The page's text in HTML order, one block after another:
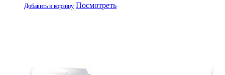
Добавить в корзину Посмотреть